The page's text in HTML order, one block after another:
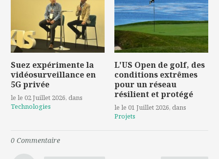
Suez expérimente la
vidéosurveillance en
5G privée
le le 02 Juillet 2026, dans
Technologies
L'US Open de golf, des
conditions extrêmes
pour un réseau
résilient et protégé
le le 01 Juillet 2026, dans
Projets
0 Commentaire